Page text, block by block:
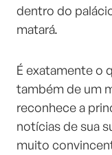
dentro do
matará.
É exatamente o
também de um
reconhece a
notícias de sua
muito